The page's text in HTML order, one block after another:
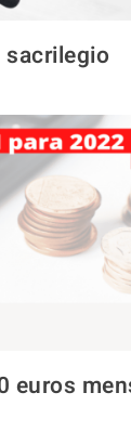
euros